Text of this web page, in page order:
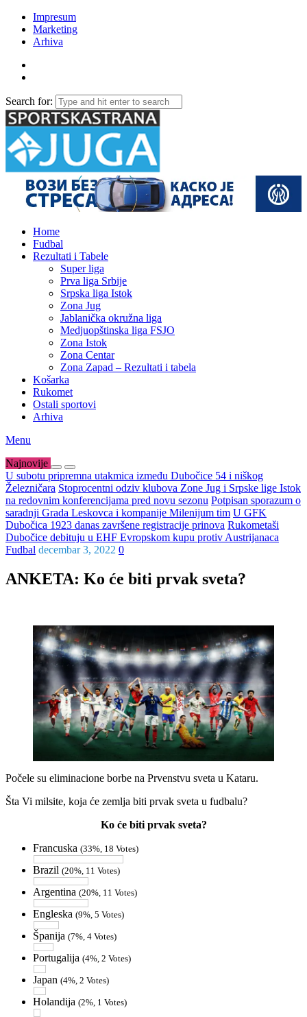
Impresum
Marketing
Arhiva
Search for:
Home
Fudbal
Rezultati i Tabele
Super liga
Prva liga Srbije
Srpska liga Istok
Zona Jug
Jablanička okružna liga
Medjuopštinska liga FSJO
Zona Istok
Zona Centar
Zona Zapad – Rezultati i tabela
Košarka
Rukomet
Ostali sportovi
Arhiva
Menu
Najnovije
U subotu pripremna utakmica između Dubočice 54 i niškog
Železničara Stoprocentni odziv klubova Zone Jug i Srpske lige Istok
na redovnim konferencijama pred novu sezonu Potpisan sporazum o
saradnji Grada Leskovca i kompanije Milenijum tim U GFK
Dubočica 1923 danas završene registracije prinova Rukometaši
Dubočice debituju u EHF Evropskom kupu protiv Austrijanaca
Fudbal decembar 3, 2022 0
ANKETA: Ko će biti prvak sveta?
Počele su eliminacione borbe na Prvenstvu sveta u Kataru.
Šta Vi milsite, koja će zemlja biti prvak sveta u fudbalu?
Ko će biti prvak sveta?
Francuska (33%, 18 Votes)
Brazil (20%, 11 Votes)
Argentina (20%, 11 Votes)
Engleska (9%, 5 Votes)
Španija (7%, 4 Votes)
Portugalija (4%, 2 Votes)
Japan (4%, 2 Votes)
Holandija (2%, 1 Votes)